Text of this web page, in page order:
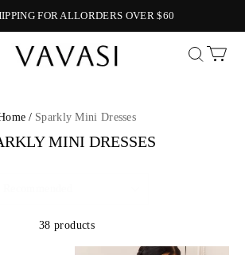
FOR ALLORDERS OVER $60
Vavasi
/ Sparkly Mini Dresses
MINI DRESSES
38 products